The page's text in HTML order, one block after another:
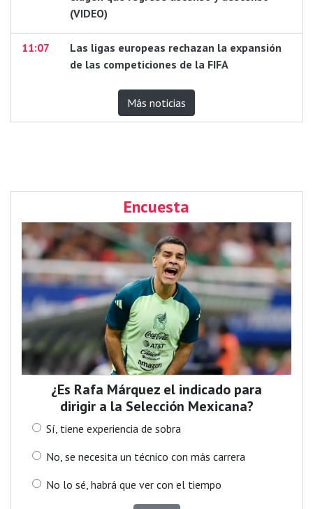
(VIDEO)
11:07
Las ligas europeas rechazan la expansión
de las competiciones de la FIFA
Más noticias
Encuesta
¿Es Rafa Márquez el indicado para
dirigir a la Selección Mexicana?
Sí, tiene experiencia de sobra
No, se necesita un técnico con más carrera
No lo sé, habrá que ver con el tiempo